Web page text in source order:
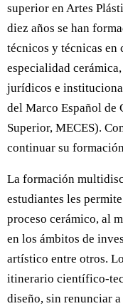
superior en Artes
diez años se han
técnicos y técnicas en
especialidad
jurídicos e
del Marco Español de
Superior, MECES).
continuar su
La formación
estudiantes les
proceso cerámico, al
en los ámbitos de
artístico entre otros.
itinerario científico-
diseño, sin renunciar